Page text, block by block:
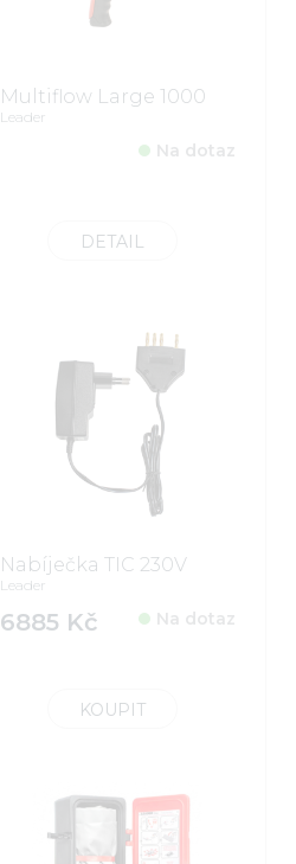
Multiflow Large 1000
Leader
Na dotaz
DETAIL
Nabíječka TIC 230V
Leader
6885 Kč Na dotaz
KOUPIT